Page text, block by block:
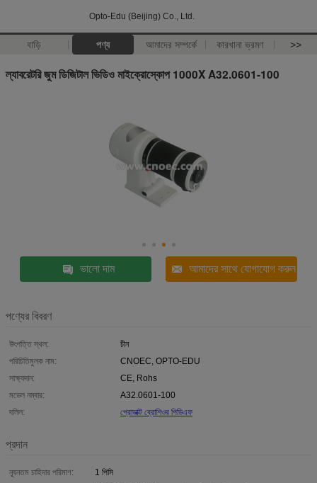
Opto-Edu (Beijing) Co., Ltd.
বাড়ি পণ্য আমাদের সম্পর্কে কারখানা ভ্রমণ >>
ল্যাবরেটরি জুম ডিজিটাল ভিডিও মাইক্রোস্কোপ 1000X A32.0601-100
ভালো দাম আমাদের সাথে যোগাযোগ করুন
পণ্যের বিবরণ
উৎপত্তি স্থল:
চীন
পরিচিতিমুলক নাম:
CNOEC, OPTO-EDU
সাক্ষ্যদান:
CE, Rohs
মডেল নম্বার:
A32.0601-100
দলিল:
প্রোডাক্ট ব্রোশিওর পিডিএফ
প্রদান
ন্যূনতম চাহিদার পরিমাণ:
1 পিসি